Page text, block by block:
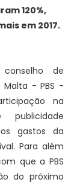
120%,
em 2017.
de
Malta - PBS -
na
gastos da
Para além
que a PBS
do próximo